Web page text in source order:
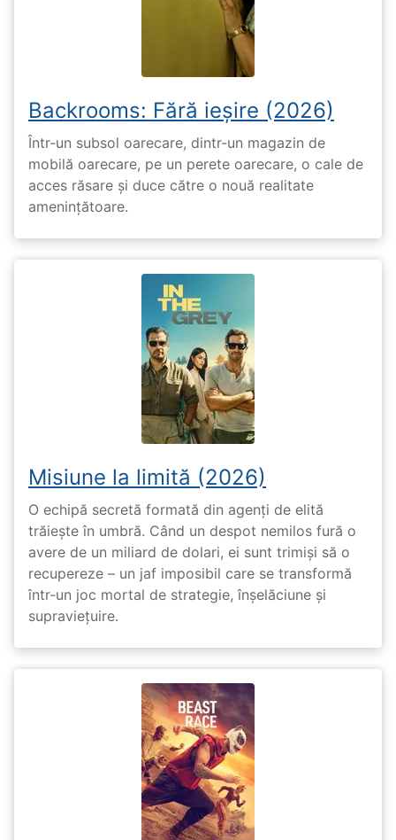
Backrooms: Fără ieșire (2026)
Într-un subsol oarecare, dintr-un magazin de
mobilă oarecare, pe un perete oarecare, o cale de
acces răsare și duce către o nouă realitate
amenințătoare.
Misiune la limită (2026)
O echipă secretă formată din agenți de elită
trăiește în umbră. Când un despot nemilos fură o
avere de un miliard de dolari, ei sunt trimiși să o
recupereze – un jaf imposibil care se transformă
într-un joc mortal de strategie, înșelăciune și
supraviețuire.